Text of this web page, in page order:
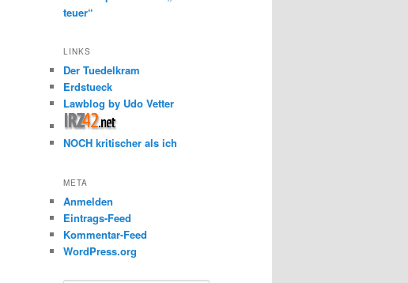
teuer“
LINKS
Der Tuedelkram
Erdstueck
Lawblog by Udo Vetter
NOCH kritischer als ich
META
Anmelden
Eintrags-Feed
Kommentar-Feed
WordPress.org